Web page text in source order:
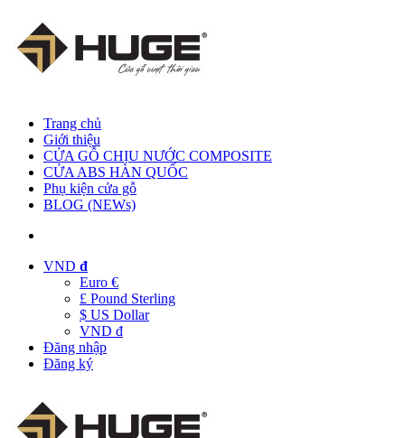
Trang chủ
Giới thiệu
CỬA GỖ CHỊU NƯỚC COMPOSITE
CỬA ABS HÀN QUỐC
Phụ kiện cửa gỗ
BLOG (NEWs)
VND đ
Euro €
£ Pound Sterling
$ US Dollar
VND đ
Đăng nhập
Đăng ký